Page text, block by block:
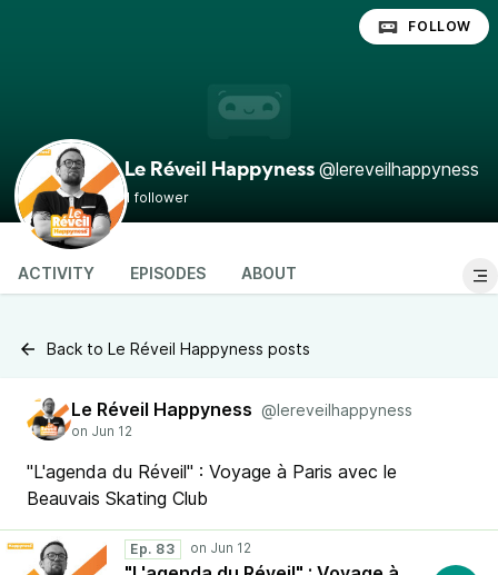
Le Réveil Happyness @lereveilhappyness
1 follower
FOLLOW
ACTIVITY EPISODES ABOUT
Back to Le Réveil Happyness posts
Le Réveil Happyness @lereveilhappyness
"L'agenda du Réveil" : Voyage à Paris avec le
Beauvais Skating Club
Ep. 83